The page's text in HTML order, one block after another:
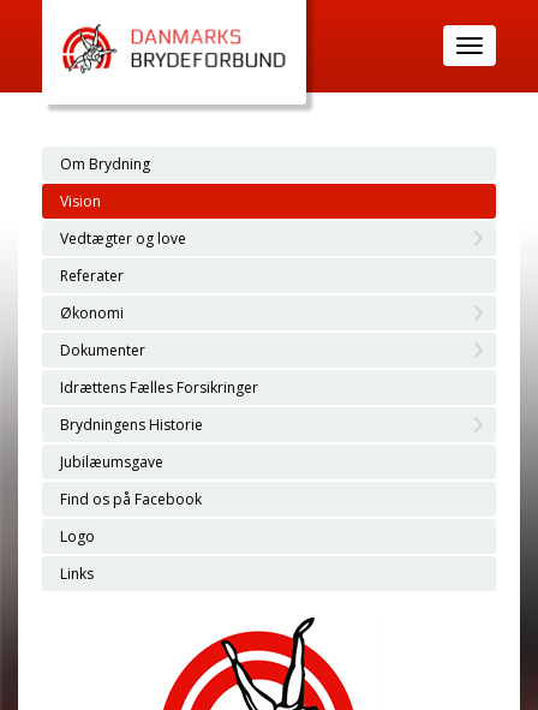
Toggle
navigation
Om Brydning
Vision
Vedtægter og love
Referater
Økonomi
Dokumenter
Idrættens Fælles Forsikringer
Brydningens Historie
Jubilæumsgave
Find os på Facebook
Logo
Links